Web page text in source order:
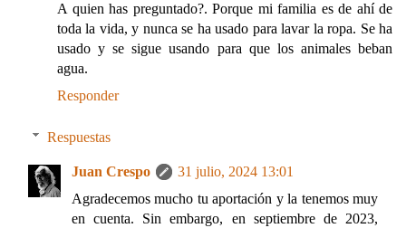
A quien has preguntado?. Porque mi familia es de ahí de
toda la vida, y nunca se ha usado para lavar la ropa. Se ha
usado y se sigue usando para que los animales beban
agua.
Responder
Respuestas
Juan Crespo
31 julio, 2024 13:01
Agradecemos mucho tu aportación y la tenemos muy
en cuenta. Sin embargo, en septiembre de 2023,